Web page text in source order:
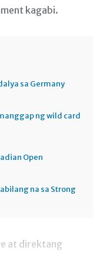
kagabi.
sa Germany
ng wild card
Open
na sa Strong
at direktang